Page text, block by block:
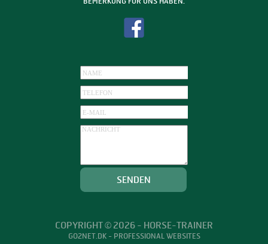
COPYRIGHT © 2026 - HORSE-TRAINER
GO2NET.DK- PROFESSIONAL WEBSITES